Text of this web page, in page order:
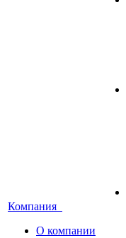
Компания
О компании